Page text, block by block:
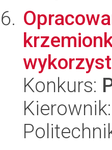
Konkurs: